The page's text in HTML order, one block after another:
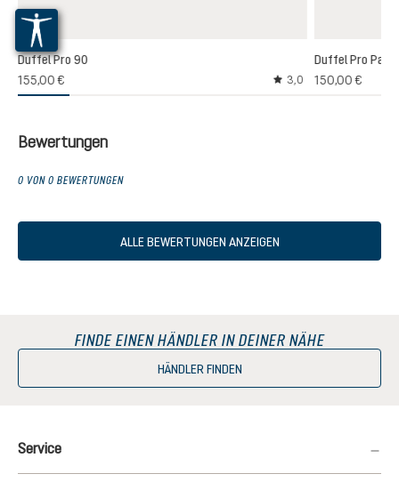
Duffel Pro 90
155,00 €
Durchschnittliche
3,0
Duffel Pro Pack
150,00 €
Bewertungen
0 VON 0 BEWERTUNGEN
ALLE BEWERTUNGEN ANZEIGEN
FINDE EINEN HÄNDLER IN DEINER NÄHE
HÄNDLER FINDEN
Service